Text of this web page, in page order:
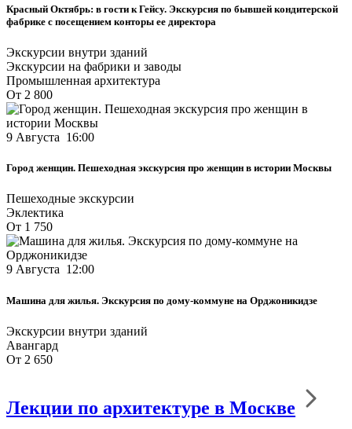
Красный Октябрь: в гости к Гейсу. Экскурсия по бывшей кондитерской
фабрике с посещением конторы ее директора
Экскурсии внутри зданий
Экскурсии на фабрики и заводы
Промышленная архитектура
От 2 800
9 Августа 16:00
Город женщин. Пешеходная экскурсия про женщин в истории Москвы
Пешеходные экскурсии
Эклектика
От 1 750
9 Августа 12:00
Машина для жилья. Экскурсия по дому-коммуне на Орджоникидзе
Экскурсии внутри зданий
Авангард
От 2 650
Лекции по архитектуре в Москве